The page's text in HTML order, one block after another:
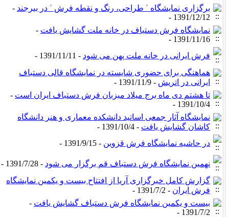
برگزاری نمایشگاه ˈ طراحی، رنگ و نقطه فرش ˈ در بیرجند-
1391/12/12 -
ﻧﻤﺎﯾﺸﮕﺎه ﻓﺮش دﺳﺘﺒﺎف در خانه ملت گشایش یافت-
1391/11/16 -
فرش ایرانی در خانه ملت پهن می شود- 1391/11/11 -
هماهنگی برای حضوری شایسته در نمایشگاه قالی دستباف
ایرانی در اتریش- 1391/11/9 -
تا هشتم دی ماه برج میلاد میزبان فرش دستباف ایران است-
1391/10/4 -
نمایشگاه آثار جمعی اساتید دانشکده معماری و هنر دانشگاه
کاشان گشایش یافت- 1391/10/4 -
در حاشیه نمایشگاه فرش قزوین- 1391/9/15 -
نهمین نمایشگاه فرش دستباف قم برگزار می شود- 1391/7/28 -
گزارش کامل خبرگزاری آریا از افتتاح بیست و یکمین نمایشگاه
فرش ایران - 1391/7/2 -
بیست و یکمین نمایشگاه فرش دستباف گشایش یافت-
1391/7/2 -